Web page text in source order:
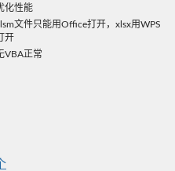
化性能
文件只能用Office打开，xlsx用WPS
开
VBA正常